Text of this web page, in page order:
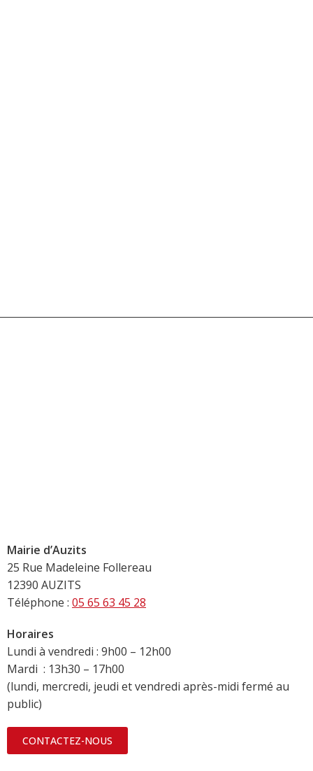
Mairie d’Auzits
25 Rue Madeleine Follereau
12390 AUZITS
Téléphone : 05 65 63 45 28
Horaires
Lundi à vendredi : 9h00 – 12h00
Mardi : 13h30 – 17h00
(lundi, mercredi, jeudi et vendredi après-midi fermé au
public)
CONTACTEZ-NOUS